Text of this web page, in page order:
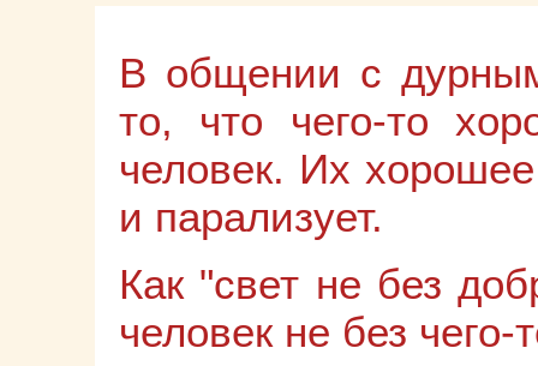
В общении с
то, что чего-то
человек. Их
и парализует.
Как "свет не без
человек не без чего-